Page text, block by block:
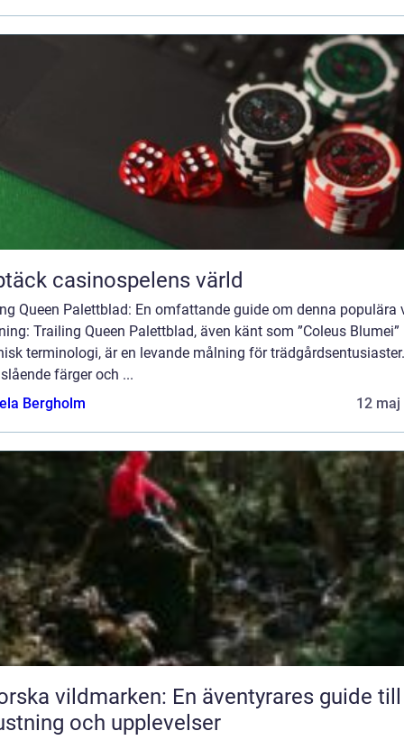
casinospelens värld
Queen Palettblad: En omfattande guide om denna populära
Trailing Queen Palettblad, även känt som ”Coleus Blumei”
terminologi, är en levande målning för
färger och ...
Bergholm
12 maj
vildmarken: En äventyrares guide till
och upplevelser